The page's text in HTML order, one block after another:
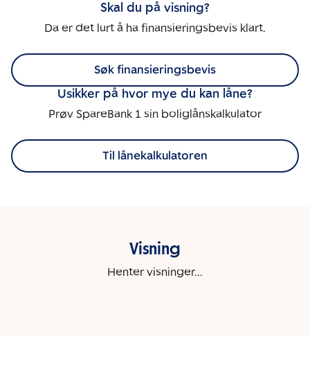
Skal du på visning?
Da er det lurt å ha finansieringsbevis klart.
Søk finansieringsbevis
Usikker på hvor mye du kan låne?
Prøv SpareBank 1 sin boliglånskalkulator
Til lånekalkulatoren
Visning
Henter visninger...